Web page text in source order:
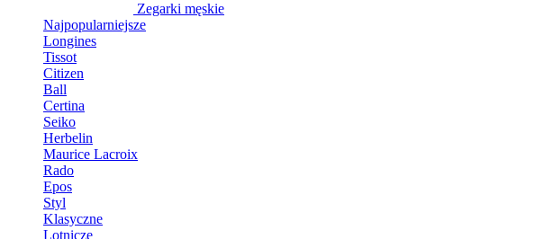
Zegarki męskie
Najpopularniejsze
Longines
Tissot
Citizen
Ball
Certina
Seiko
Herbelin
Maurice Lacroix
Rado
Epos
Styl
Klasyczne
Lotnicze